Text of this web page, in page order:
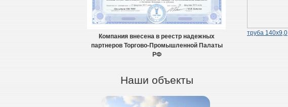
Компания внесена в реестр надежных
партнеров Торгово-Промышленной Палаты
РФ
Наши объекты
труба 140х9,0